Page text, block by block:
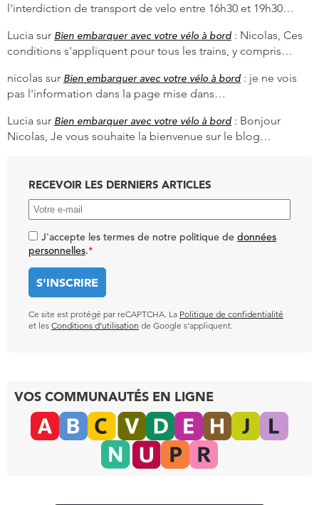
l'interdiction de transport de velo entre 16h30 et 19h30…
Lucia sur Bien embarquer avec votre vélo à bord : Nicolas, Ces
conditions s'appliquent pour tous les trains, y compris…
nicolas sur Bien embarquer avec votre vélo à bord : je ne vois
pas l'information dans la page mise dans…
Lucia sur Bien embarquer avec votre vélo à bord : Bonjour
Nicolas, Je vous souhaite la bienvenue sur le blog…
RECEVOIR LES DERNIERS ARTICLES
J'accepte les termes de notre politique de données
personnelles.*
Ce site est protégé par reCAPTCHA. La Politique de confidentialité
et les Conditions d’utilisation de Google s’appliquent.
VOS COMMUNAUTÉS EN LIGNE